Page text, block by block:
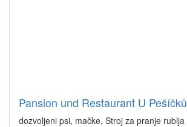
Pansion und Restaurant U Pešíčků
dozvoljeni psi, mačke, Stroj za pranje rublja